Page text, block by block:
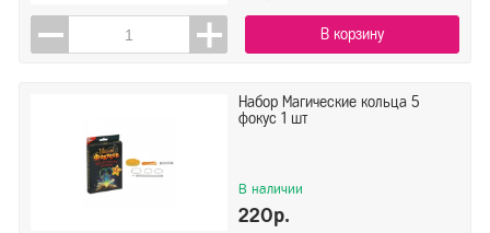
В корзину
Набор Магические кольца 5
фокус 1 шт
В наличии
220р.